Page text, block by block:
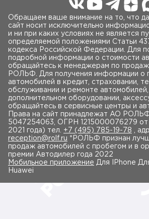
Обращаем ваше внимание на то, что
сайт носит исключительно
и ни при каких условиях не является
определяемой положениями Статьи
кодекса Российской Федерации. Для
подробной информации о стоимости
обращайтесь к менеджерам по
РОЛЬФ. Для получения информации о
автомобилей в кредит, страховании,
обслуживании и ремонте автомобилей,
дополнительном оборудовании,
обращайтесь в сервисные центры и
Права на сайт принадлежат AO
5047254063, ОГРН 1215000076279 от
2021 года) тел. +7 (495) 785-19-78 ,
reception@rolf.ru *РОЛЬФ признан
продаж автомобилей с пробегом и в
премии Автодилер года 2022
Мобильное приложение Для IPhone
Huawei